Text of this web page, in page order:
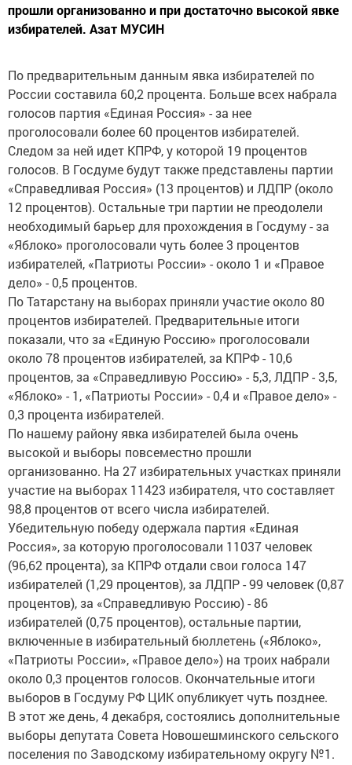
прошли организованно и при достаточно высокой явке
избирателей. Азат МУСИН
По предварительным данным явка избирателей по
России составила 60,2 процента. Больше всех набрала
голосов партия «Единая Россия» - за нее
проголосовали более 60 процентов избирателей.
Следом за ней идет КПРФ, у которой 19 процентов
голосов. В Госдуме будут также представлены партии
«Справедливая Россия» (13 процентов) и ЛДПР (около
12 процентов). Остальные три партии не преодолели
необходимый барьер для прохождения в Госдуму - за
«Яблоко» проголосовали чуть более 3 процентов
избирателей, «Патриоты России» - около 1 и «Правое
дело» - 0,5 процентов.
По Татарстану на выборах приняли участие около 80
процентов избирателей. Предварительные итоги
показали, что за «Единую Россию» проголосовали
около 78 процентов избирателей, за КПРФ - 10,6
процентов, за «Справедливую Россию» - 5,3, ЛДПР - 3,5,
«Яблоко» - 1, «Патриоты России» - 0,4 и «Правое дело» -
0,3 процента избирателей.
По нашему району явка избирателей была очень
высокой и выборы повсеместно прошли
организованно. На 27 избирательных участках приняли
участие на выборах 11423 избирателя, что составляет
98,8 процентов от всего числа избирателей.
Убедительную победу одержала партия «Единая
Россия», за которую проголосовали 11037 человек
(96,62 процента), за КПРФ отдали свои голоса 147
избирателей (1,29 процентов), за ЛДПР - 99 человек (0,87
процентов), за «Справедливую Россию) - 86
избирателей (0,75 процентов), остальные партии,
включенные в избирательный бюллетень («Яблоко»,
«Патриоты России», «Правое дело») на троих набрали
около 0,3 процентов голосов. Окончательные итоги
выборов в Госдуму РФ ЦИК опубликует чуть позднее.
В этот же день, 4 декабря, состоялись дополнительные
выборы депутата Совета Новошешминского сельского
поселения по Заводскому избирательному округу №1.